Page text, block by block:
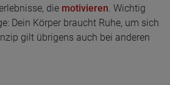
die motivieren. Wichtig
Dein Körper braucht Ruhe, um sich
gilt übrigens auch bei anderen